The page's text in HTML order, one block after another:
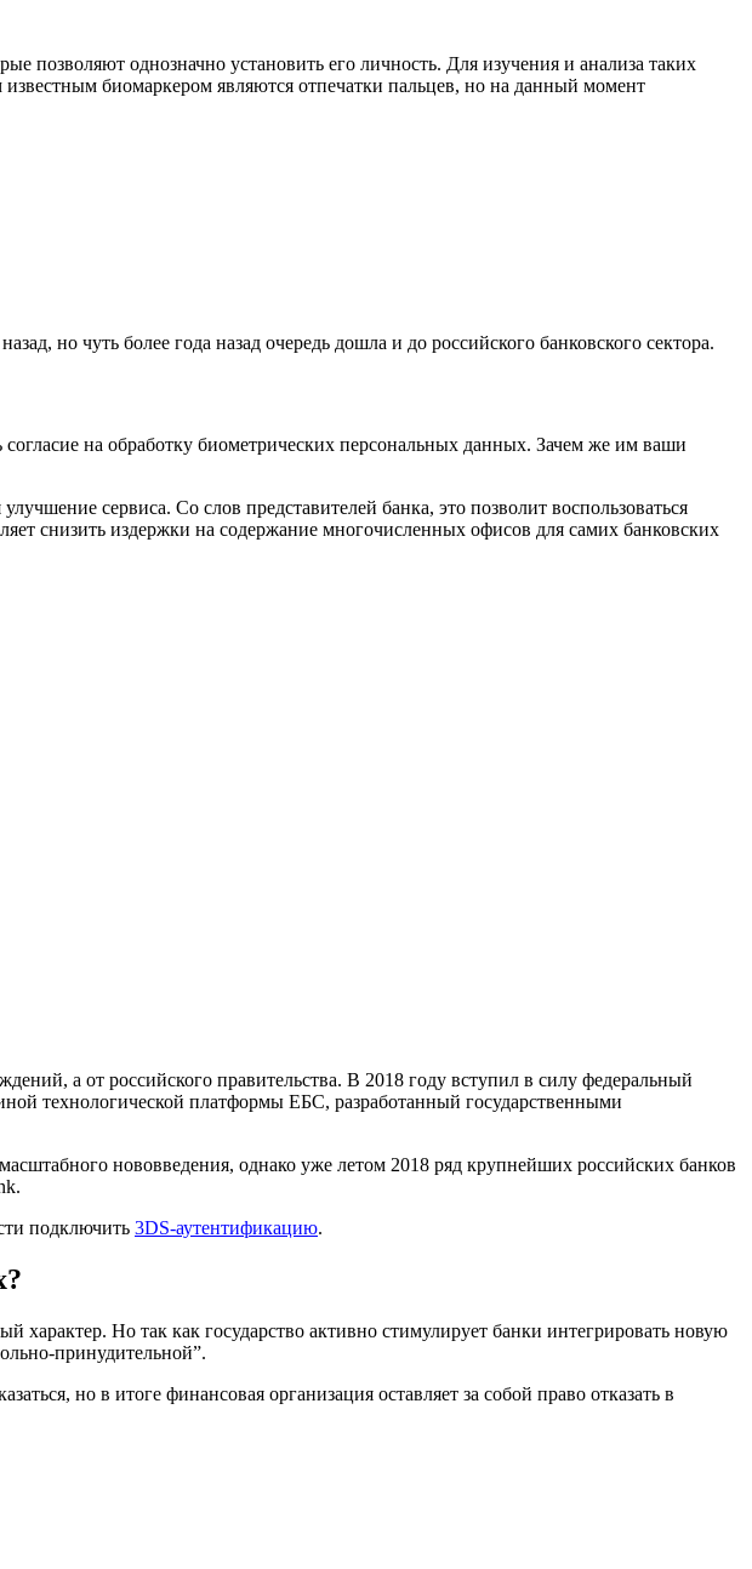
позволяют однозначно установить его личность. Для изучения и анализа таких
биомаркером являются отпечатки пальцев, но на данный момент
но чуть более года назад очередь дошла и до российского банковского сектора.
согласие на обработку биометрических персональных данных. Зачем же им ваши
сервиса. Со слов представителей банка, это позволит воспользоваться
снизить издержки на содержание многочисленных офисов для самих банковских
а от российского правительства. В 2018 году вступил в силу федеральный
технологической платформы ЕБС, разработанный государственными
нововведения, однако уже летом 2018 ряд крупнейших российских банков
подключить 3DS-аутентификацию.
характер. Но так как государство активно стимулирует банки интегрировать новую
принудительной”.
но в итоге финансовая организация оставляет за собой право отказать в